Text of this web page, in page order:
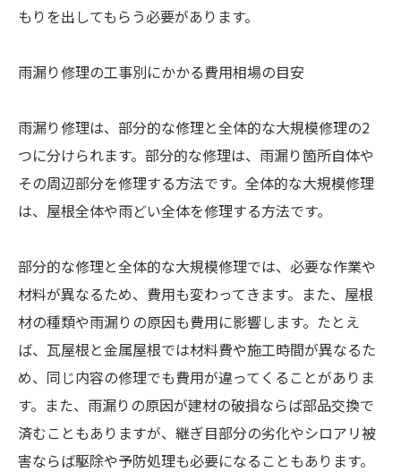
もりを出してもらう必要があります。
雨漏り修理の工事別にかかる費用相場の目安
雨漏り修理は、部分的な修理と全体的な大規模修理の2
つに分けられます。部分的な修理は、雨漏り箇所自体や
その周辺部分を修理する方法です。全体的な大規模修理
は、屋根全体や雨どい全体を修理する方法です。
部分的な修理と全体的な大規模修理では、必要な作業や
材料が異なるため、費用も変わってきます。また、屋根
材の種類や雨漏りの原因も費用に影響します。たとえ
ば、瓦屋根と金属屋根では材料費や施工時間が異なるた
め、同じ内容の修理でも費用が違ってくることがありま
す。また、雨漏りの原因が建材の破損ならば部品交換で
済むこともありますが、継ぎ目部分の劣化やシロアリ被
害ならば駆除や予防処理も必要になることもあります。